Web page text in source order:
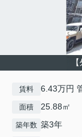
賃料 6.43万円
面積 25.88㎡
築年数 築3年